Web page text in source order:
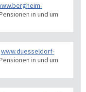
in und um
www.duesseldorf-
in und um